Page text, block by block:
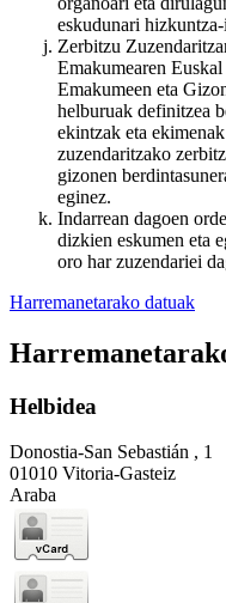
eskudunari
Zerbitzu
Emakumearen
Emakumeen eta
helburuak definitzea
ekintzak eta
zuzendaritzako
gizonen
eginez.
Indarrean dagoen
dizkien eskumen eta
oro har zuzendariei
Harremanetarako datuak
Helbidea
Donostia-San Sebastián , 1
01010 Vitoria-Gasteiz
Araba